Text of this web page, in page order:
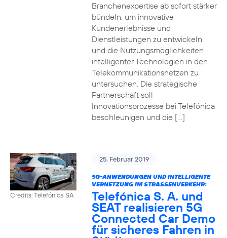
Branchenexpertise ab sofort stärker
bündeln, um innovative
Kundenerlebnisse und
Dienstleistungen zu entwickeln
und die Nutzungsmöglichkeiten
intelligenter Technologien in den
Telekommunikationsnetzen zu
untersuchen. Die strategische
Partnerschaft soll
Innovationsprozesse bei Telefónica
beschleunigen und die […]
Credits: Telefónica SA
25. Februar 2019
5G-ANWENDUNGEN UND INTELLIGENTE
VERNETZUNG IM STRASSENVERKEHR:
Telefónica S. A. und
SEAT realisieren 5G
Connected Car Demo
für sicheres Fahren in